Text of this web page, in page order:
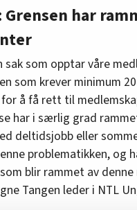
Grensen har
sak som opptar våre
som krever minimum
å få rett til
har i særlig grad
deltidsjobb eller
problematikken, og
blir rammet av
Tangen leder i NTL